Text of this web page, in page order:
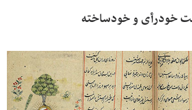
خودرأی و خودساخته